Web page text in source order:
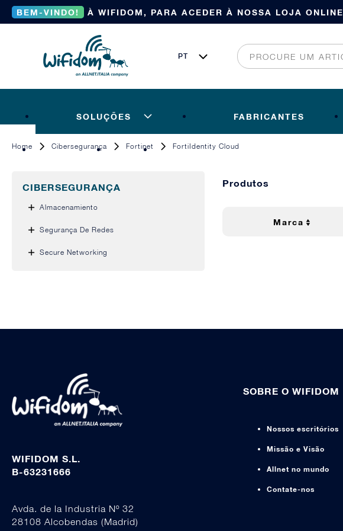
BEM-VINDO! À WIFIDOM, PARA ACEDER À NOSSA LOJA ONLINE
SOLUÇÕES FABRICANTES
Home Cibersegurança Fortinet FortiIdentity Cloud
CIBERSEGURANÇA
Almacenamiento
Segurança De Redes
Secure Networking
Produtos
Marca
WIFIDOM S.L.
B-63231666
Avda. de la Industria Nº 32
28108 Alcobendas (Madrid)
SOBRE O WIFIDOM
Nossos escritórios
Missão e Visão
Allnet no mundo
Contate-nos